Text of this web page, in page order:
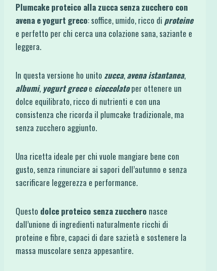
Plumcake proteico alla zucca senza zucchero con
avena e yogurt greco: soffice, umido, ricco di proteine
e perfetto per chi cerca una colazione sana, saziante e
leggera.
In questa versione ho unito zucca, avena istantanea,
albumi, yogurt grecoe cioccolatoper ottenere un
dolce equilibrato, ricco di nutrienti e con una
consistenza che ricorda il plumcake tradizionale, ma
senza zucchero aggiunto.
Una ricetta ideale per chi vuole mangiare bene con
gusto, senza rinunciare ai sapori dell’autunno e senza
sacrificare leggerezza e performance.
Questo dolce proteico senza zucchero nasce
dall’unione di ingredienti naturalmente ricchi di
proteine e fibre, capaci di dare sazietà e sostenere la
massa muscolare senza appesantire.